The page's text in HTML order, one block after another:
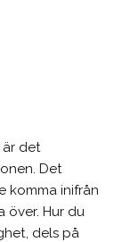
är det
Det
komma inifrån
över. Hur du
dels på